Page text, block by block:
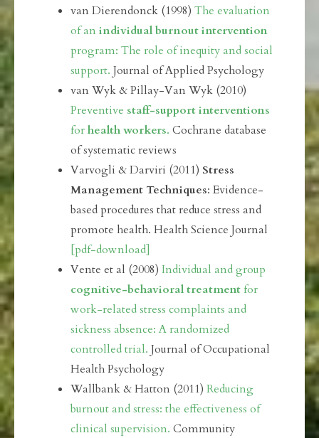
van Dierendonck (1998) The evaluation
of an individual burnout intervention
program: The role of inequity and social
support. Journal of Applied Psychology
van Wyk & Pillay-Van Wyk (2010)
Preventive staff-support interventions
forhealth workers. Cochrane database
of systematic reviews
Varvogli & Darviri (2011) Stress
Management Techniques: Evidence-
based procedures that reduce stress and
promote health. Health Science Journal
[pdf-download]
Vente et al (2008) Individual and group
cognitive-behavioral treatmentfor
work-related stress complaints and
sickness absence: A randomized
controlled trial. Journal of Occupational
Health Psychology
Wallbank & Hatton (2011) Reducing
burnout and stress: the effectiveness of
clinical supervision. Community